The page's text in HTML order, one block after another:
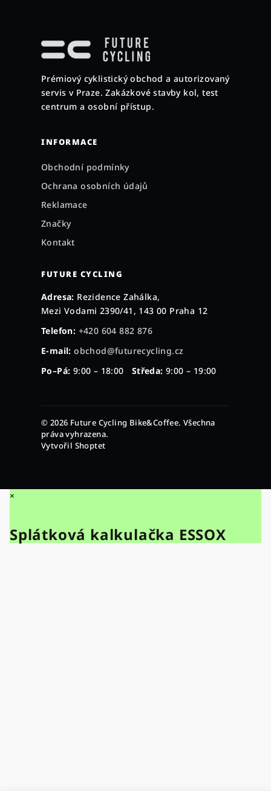
Prémiový cyklistický obchod a autorizovaný
servis v Praze. Zakázkové stavby kol, test
centrum a osobní přístup.
INFORMACE
Obchodní podmínky
Ochrana osobních údajů
Reklamace
Značky
Kontakt
FUTURE CYCLING
Adresa: Rezidence Zahálka,
Mezi Vodami 2390/41, 143 00 Praha 12
Telefon: +420 604 882 876
E-mail: obchod@futurecycling.cz
Po–Pá: 9:00 – 18:00 Středa: 9:00 – 19:00
© 2026 Future Cycling Bike&Coffee. Všechna
práva vyhrazena.
Vytvořil Shoptet
×
Splátková kalkulačka ESSOX